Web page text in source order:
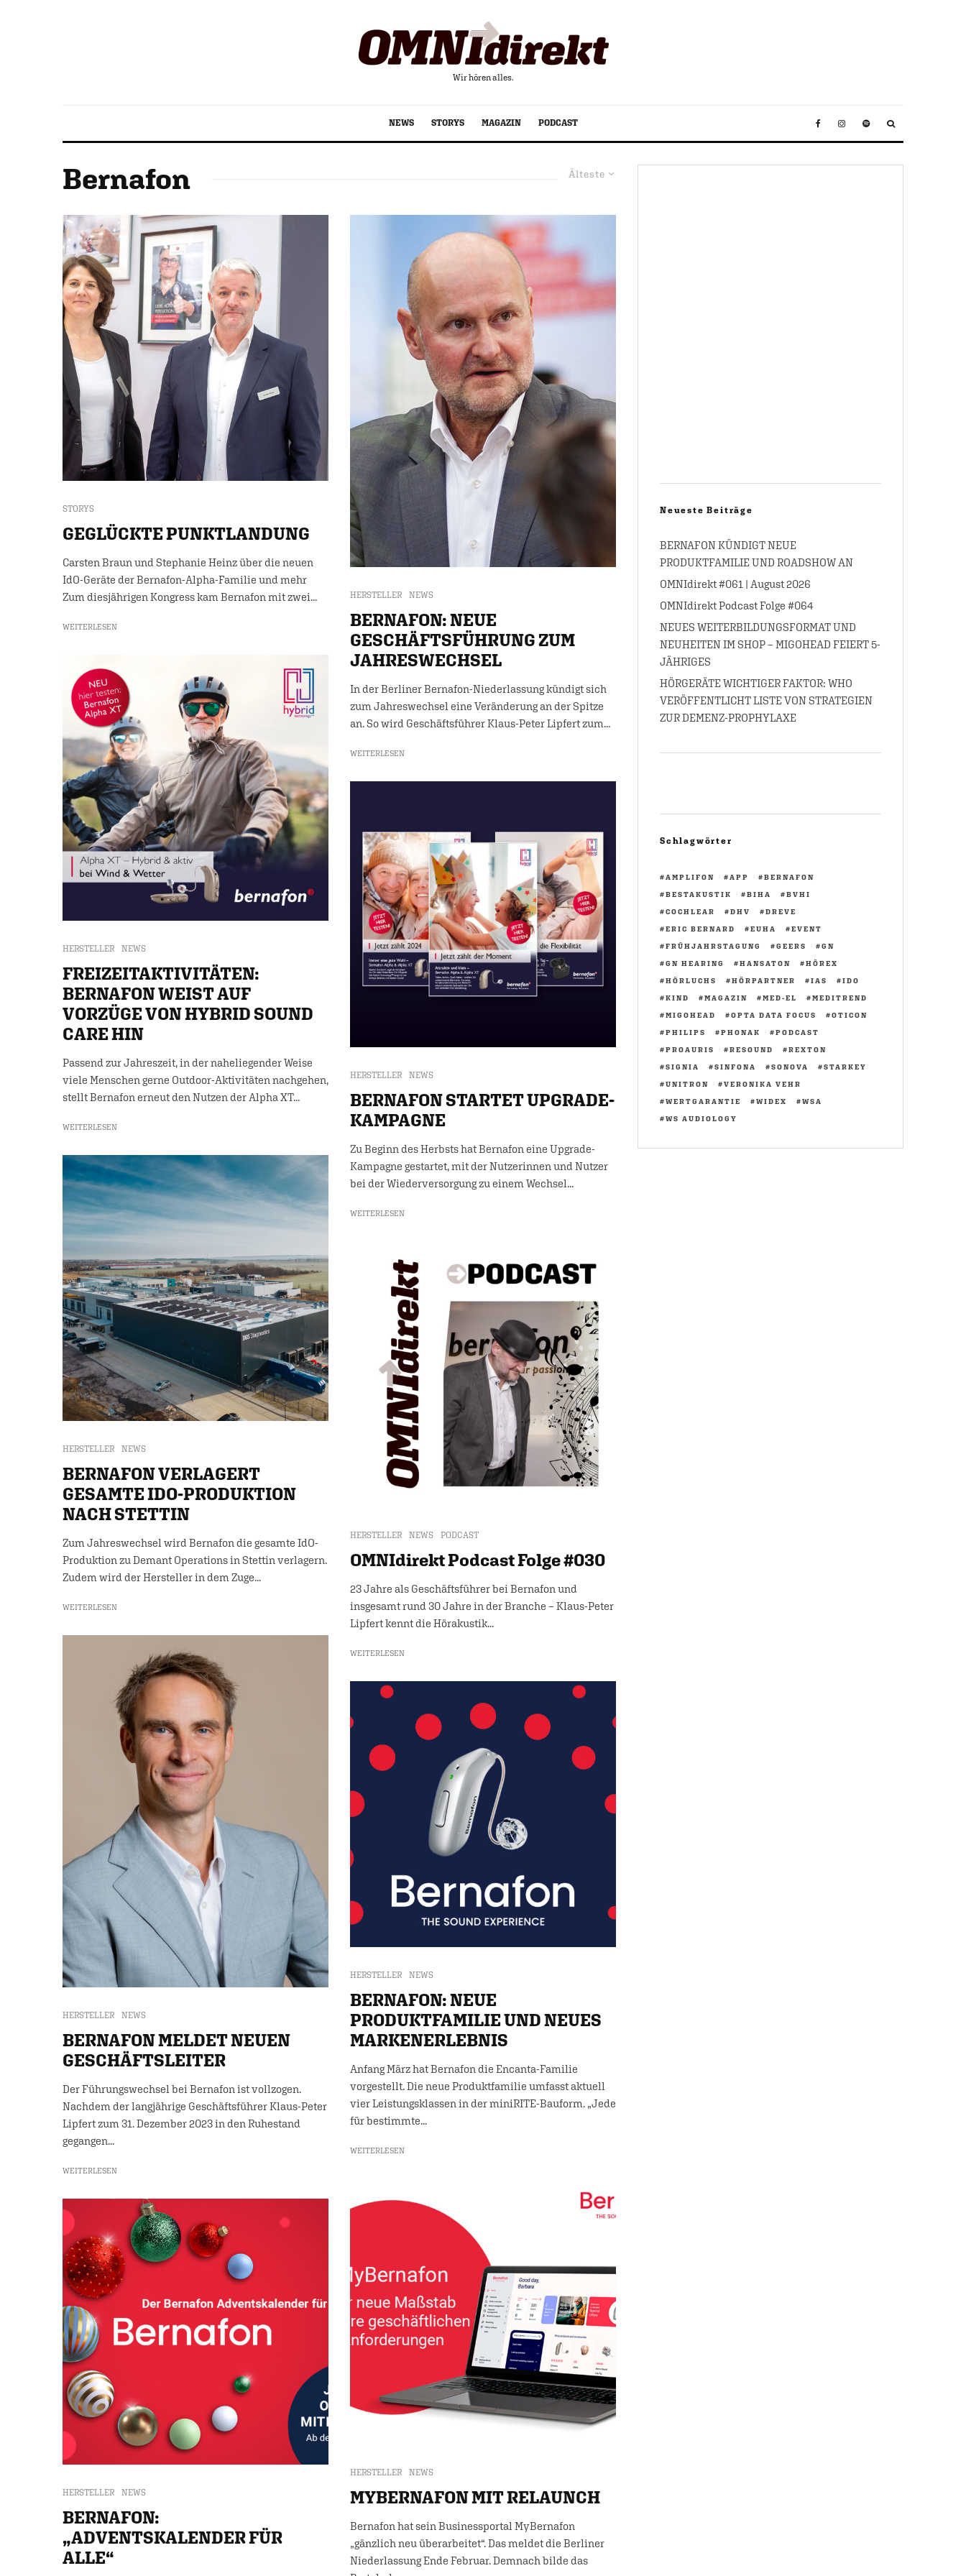
Wir hören alles.
NEWS STORYS MAGAZIN PODCAST
Älteste
Bernafon
STORYS
GEGLÜCKTE PUNKTLANDUNG
Carsten Braun und Stephanie Heinz über die neuen
IdO-Geräte der Bernafon-Alpha-Familie und mehr
Zum diesjährigen Kongress kam Bernafon mit zwei...
WEITERLESEN
HERSTELLER NEWS
FREIZEITAKTIVITÄTEN:
BERNAFON WEIST AUF
VORZÜGE VON HYBRID SOUND
CARE HIN
Passend zur Jahreszeit, in der naheliegender Weise
viele Menschen gerne Outdoor-Aktivitäten nachgehen,
stellt Bernafon erneut den Nutzen der Alpha XT...
WEITERLESEN
HERSTELLER NEWS
BERNAFON VERLAGERT
GESAMTE IDO-PRODUKTION
NACH STETTIN
Zum Jahreswechsel wird Bernafon die gesamte IdO-
Produktion zu Demant Operations in Stettin verlagern.
Zudem wird der Hersteller in dem Zuge...
WEITERLESEN
HERSTELLER NEWS
BERNAFON MELDET NEUEN
GESCHÄFTSLEITER
Der Führungswechsel bei Bernafon ist vollzogen.
Nachdem der langjährige Geschäftsführer Klaus-Peter
Lipfert zum 31. Dezember 2023 in den Ruhestand
gegangen...
WEITERLESEN
HERSTELLER NEWS
BERNAFON:
„ADVENTSKALENDER FÜR
ALLE“
HERSTELLER NEWS
BERNAFON: NEUE
GESCHÄFTSFÜHRUNG ZUM
JAHRESWECHSEL
In der Berliner Bernafon-Niederlassung kündigt sich
zum Jahreswechsel eine Veränderung an der Spitze
an. So wird Geschäftsführer Klaus-Peter Lipfert zum...
WEITERLESEN
HERSTELLER NEWS
BERNAFON STARTET UPGRADE-
KAMPAGNE
Zu Beginn des Herbsts hat Bernafon eine Upgrade-
Kampagne gestartet, mit der Nutzerinnen und Nutzer
bei der Wiederversorgung zu einem Wechsel...
WEITERLESEN
HERSTELLER NEWS PODCAST
OMNIdirekt Podcast Folge #030
23 Jahre als Geschäftsführer bei Bernafon und
insgesamt rund 30 Jahre in der Branche – Klaus-Peter
Lipfert kennt die Hörakustik...
WEITERLESEN
HERSTELLER NEWS
BERNAFON: NEUE
PRODUKTFAMILIE UND NEUES
MARKENERLEBNIS
Anfang März hat Bernafon die Encanta-Familie
vorgestellt. Die neue Produktfamilie umfasst aktuell
vier Leistungsklassen in der miniRITE-Bauform. „Jede
für bestimmte...
WEITERLESEN
HERSTELLER NEWS
MYBERNAFON MIT RELAUNCH
Bernafon hat sein Businessportal MyBernafon
„gänzlich neu überarbeitet“. Das meldet die Berliner
Niederlassung Ende Februar. Demnach bilde das
Neueste Beiträge
BERNAFON KÜNDIGT NEUE
PRODUKTFAMILIE UND ROADSHOW AN
OMNIdirekt #061 | August 2026
OMNIdirekt Podcast Folge #064
NEUES WEITERBILDUNGSFORMAT UND
NEUHEITEN IM SHOP – MIGOHEAD FEIERT 5-
JÄHRIGES
HÖRGERÄTE WICHTIGER FAKTOR: WHO
VERÖFFENTLICHT LISTE VON STRATEGIEN
ZUR DEMENZ-PROPHYLAXE
Schlagwörter
AMPLIFON APP
BERNAFON
BESTAKUSTIK
BIHA
BVHI
COCHLEAR
DHV
DREVE
ERIC BERNARD
EUHA
EVENT
FRÜHJAHRSTAGUNG
GEERS
GN
GN HEARING
HANSATON
HÖREX
HÖRLUCHS
HÖRPARTNER IAS
IDO
KIND
MAGAZIN MED-EL
MEDITREND
MIGOHEAD
OPTA DATA FOCUS
OTICON
PHILIPS
PHONAK
PODCAST
PROAURIS
RESOUND
REXTON
SIGNIA
SINFONA SONOVA
STARKEY
UNITRON
VERONIKA VEHR
WERTGARANTIE
WIDEX
WSA
WS AUDIOLOGY